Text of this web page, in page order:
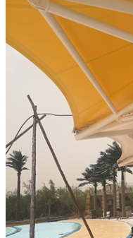
椒?，確保挖弧的尺寸
證處理后的角部與整體膜